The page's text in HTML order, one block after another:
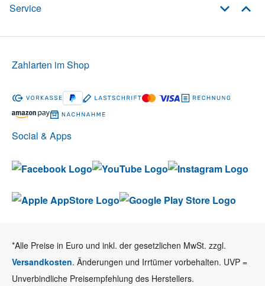
Service
Social & Apps
Zahlarten im Shop
*Alle Preise in Euro und inkl. der gesetzlichen MwSt. zzgl.
Versandkosten. Änderungen und Irrtümer vorbehalten. UVP =
Unverbindliche Preisempfehlung des Herstellers.